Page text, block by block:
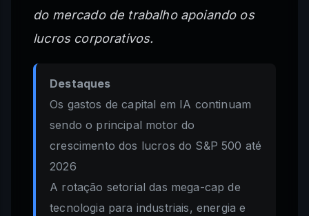
do mercado de trabalho apoiando os
lucros corporativos.
Destaques
Os gastos de capital em IA continuam
sendo o principal motor do
crescimento dos lucros do S&P 500 até
2026
A rotação setorial das mega-cap de
tecnologia para industriais, energia e